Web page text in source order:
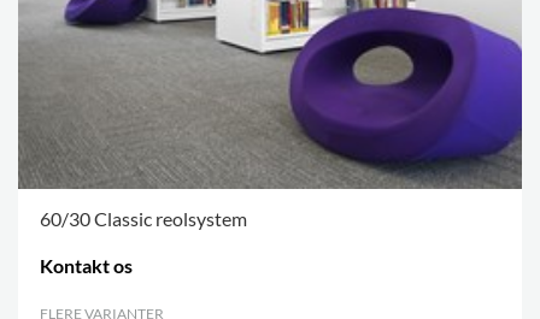
60/30 Classic reolsystem
Kontakt os
FLERE VARIANTER